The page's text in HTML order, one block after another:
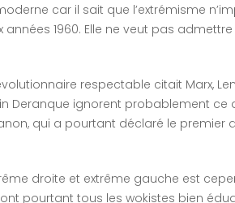
car il sait que l’extrémisme
1960. Elle ne veut pas
respectable citait Marx,
Deranque ignorent probablement ce
qui a pourtant déclaré le premier
droite et extrême gauche est
pourtant tous les wokistes bien